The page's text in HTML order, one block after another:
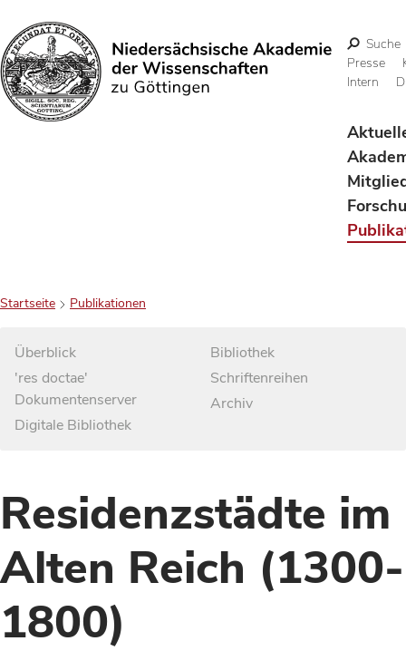
Suchen
Suche
Presse
Intern
Startseite Publikationen
Überblick
'res doctae'
Dokumentenserver
Digitale Bibliothek
Bibliothek
Schriftenreihen
Archiv
Residenzstädte im
Alten Reich (1300-
1800)